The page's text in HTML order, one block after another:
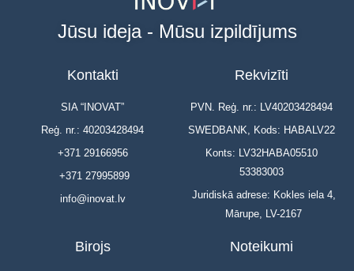
Jūsu ideja - Mūsu izpildījums
Kontakti
SIA “INOVAT”
Reģ. nr.: 40203428494
+371 29166956
+371 27995899
info@inovat.lv
Rekvizīti
PVN. Reģ. nr.: LV40203428494
SWEDBANK, Kods: HABALV22
Konts: LV32HABA05510
53383003
Juridiskā adrese: Kokles iela 4,
Mārupe, LV-2167
Birojs Noteikumi